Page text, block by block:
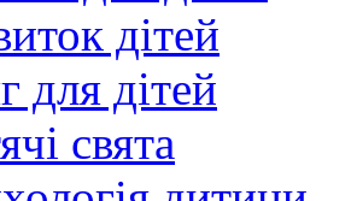
дітей
для дітей
свята